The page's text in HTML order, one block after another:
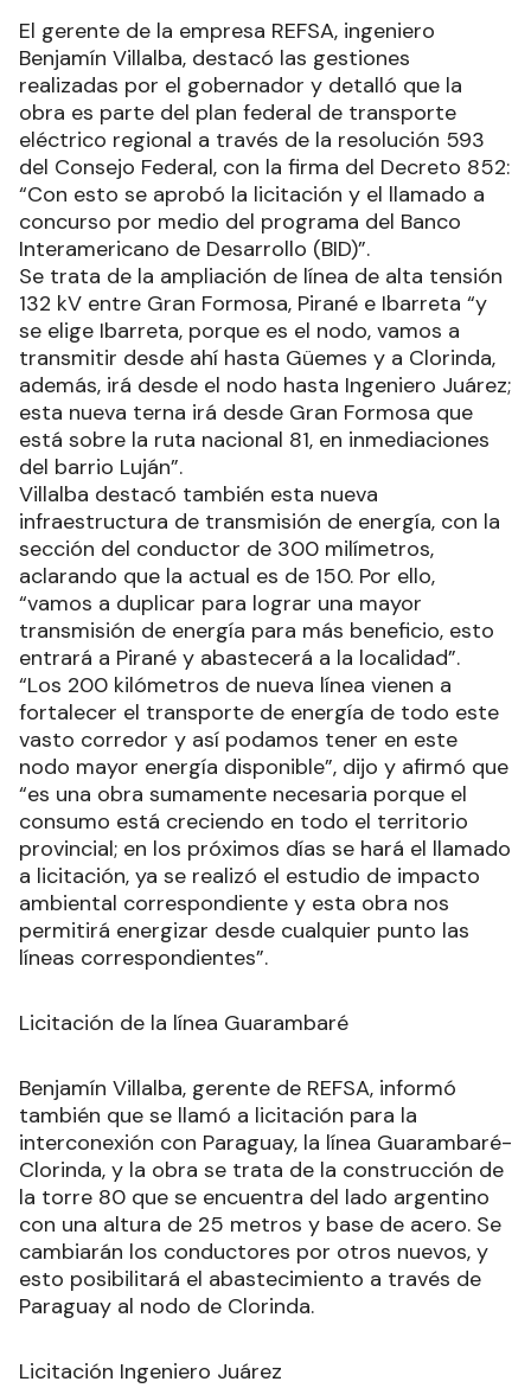
El gerente de la empresa REFSA, ingeniero
Benjamín Villalba, destacó las gestiones
realizadas por el gobernador y detalló que la
obra es parte del plan federal de transporte
eléctrico regional a través de la resolución 593
del Consejo Federal, con la firma del Decreto 852:
“Con esto se aprobó la licitación y el llamado a
concurso por medio del programa del Banco
Interamericano de Desarrollo (BID)”.
Se trata de la ampliación de línea de alta tensión
132 kV entre Gran Formosa, Pirané e Ibarreta “y
se elige Ibarreta, porque es el nodo, vamos a
transmitir desde ahí hasta Güemes y a Clorinda,
además, irá desde el nodo hasta Ingeniero Juárez;
esta nueva terna irá desde Gran Formosa que
está sobre la ruta nacional 81, en inmediaciones
del barrio Luján”.
Villalba destacó también esta nueva
infraestructura de transmisión de energía, con la
sección del conductor de 300 milímetros,
aclarando que la actual es de 150. Por ello,
“vamos a duplicar para lograr una mayor
transmisión de energía para más beneficio, esto
entrará a Pirané y abastecerá a la localidad”.
“Los 200 kilómetros de nueva línea vienen a
fortalecer el transporte de energía de todo este
vasto corredor y así podamos tener en este
nodo mayor energía disponible”, dijo y afirmó que
“es una obra sumamente necesaria porque el
consumo está creciendo en todo el territorio
provincial; en los próximos días se hará el llamado
a licitación, ya se realizó el estudio de impacto
ambiental correspondiente y esta obra nos
permitirá energizar desde cualquier punto las
líneas correspondientes”.
Licitación de la línea Guarambaré
Benjamín Villalba, gerente de REFSA, informó
también que se llamó a licitación para la
interconexión con Paraguay, la línea Guarambaré-
Clorinda, y la obra se trata de la construcción de
la torre 80 que se encuentra del lado argentino
con una altura de 25 metros y base de acero. Se
cambiarán los conductores por otros nuevos, y
esto posibilitará el abastecimiento a través de
Paraguay al nodo de Clorinda.
Licitación Ingeniero Juárez